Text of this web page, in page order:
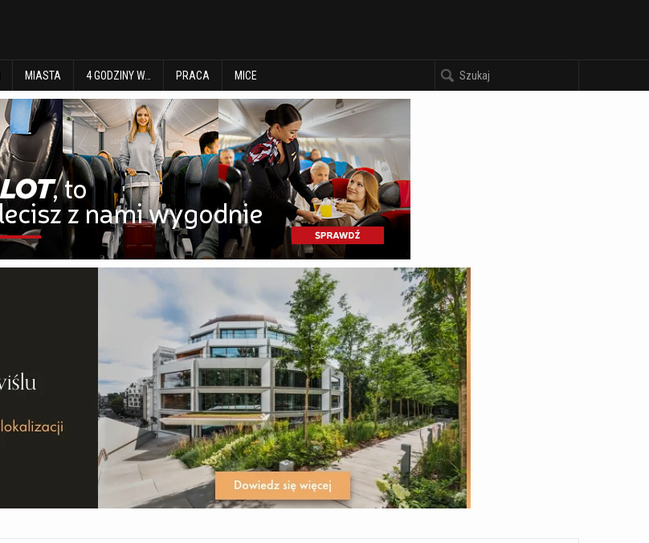
MIASTA 4 GODZINY W… PRACA MICE